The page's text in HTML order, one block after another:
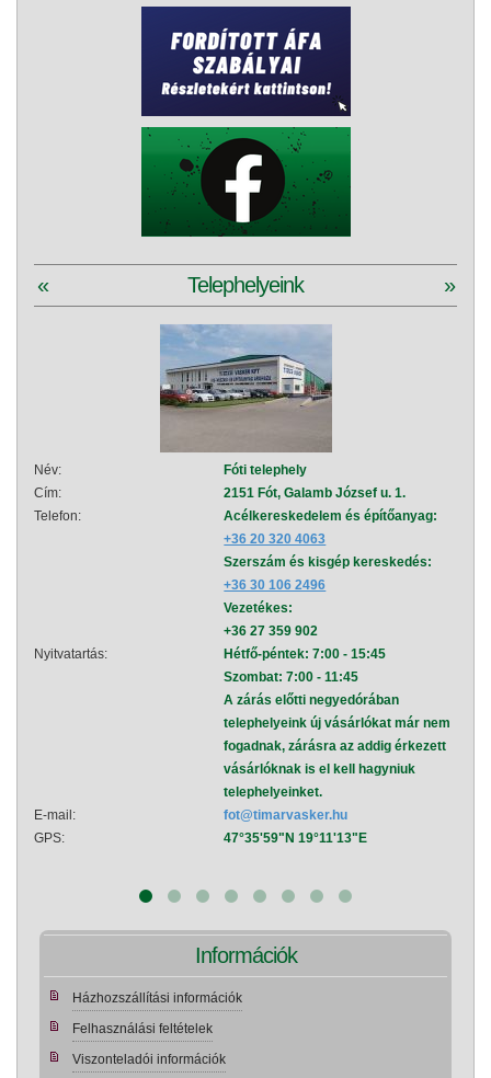
Telephelyeink
« »
Név:
Fóti telephely
Cím:
2151 Fót, Galamb József u. 1.
Telefon:
Acélkereskedelem és építőanyag:
+36 20 320 4063
Szerszám és kisgép kereskedés:
+36 30 106 2496
Vezetékes:
+36 27 359 902
Nyitvatartás:
Hétfő-péntek: 7:00 - 15:45
Szombat: 7:00 - 11:45
A zárás előtti negyedórában
telephelyeink új vásárlókat már nem
fogadnak, zárásra az addig érkezett
vásárlóknak is el kell hagyniuk
telephelyeinket.
E-mail:
fot@timarvasker.hu
GPS:
47°35'59"N 19°11'13"E
Információk
Házhozszállítási információk
Felhasználási feltételek
Viszonteladói információk